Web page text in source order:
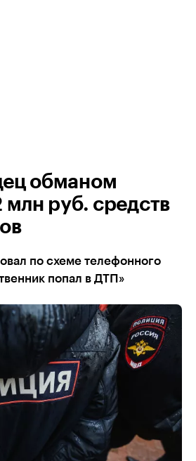
обманом
млн руб. средств
по схеме телефонного
попал в ДТП»